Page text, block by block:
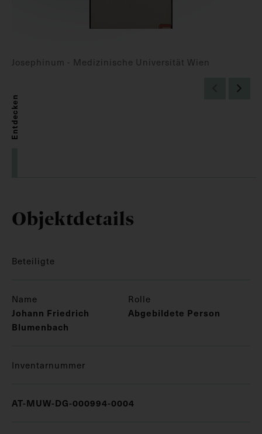
Josephinum - Medizinische Universität Wien
Entdecken
Objektdetails
Beteiligte
Name Rolle
Johann Friedrich
Blumenbach
Abgebildete Person
Inventarnummer
AT-MUW-DG-000994-0004